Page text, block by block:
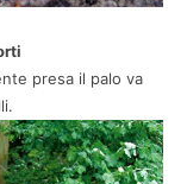
presa il palo va